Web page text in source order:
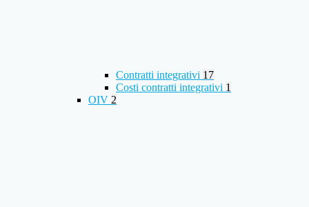
Contratti integrativi 17
Costi contratti integrativi 1
OIV 2